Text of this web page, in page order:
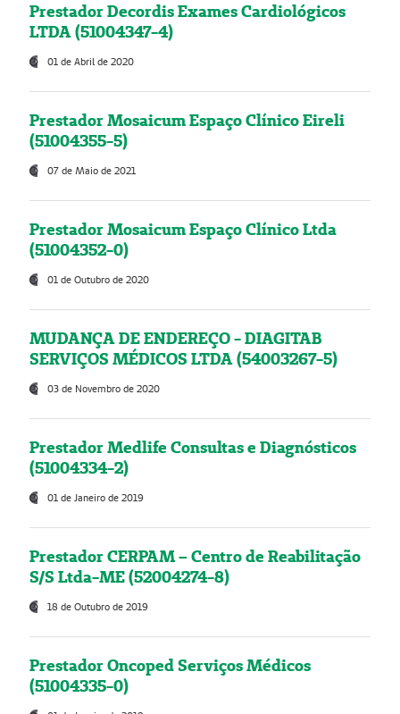
Prestador Decordis Exames Cardiológicos
LTDA (51004347-4)
01 de Abril de 2020
Prestador Mosaicum Espaço Clínico Eireli
(51004355-5)
07 de Maio de 2021
Prestador Mosaicum Espaço Clínico Ltda
(51004352-0)
01 de Outubro de 2020
MUDANÇA DE ENDEREÇO - DIAGITAB
SERVIÇOS MÉDICOS LTDA (54003267-5)
03 de Novembro de 2020
Prestador Medlife Consultas e Diagnósticos
(51004334-2)
01 de Janeiro de 2019
Prestador CERPAM – Centro de Reabilitação
S/S Ltda-ME (52004274-8)
18 de Outubro de 2019
Prestador Oncoped Serviços Médicos
(51004335-0)